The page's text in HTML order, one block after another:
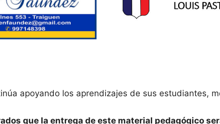
apoyando los aprendizajes de sus estudiantes,
que la entrega de este material pedagógico